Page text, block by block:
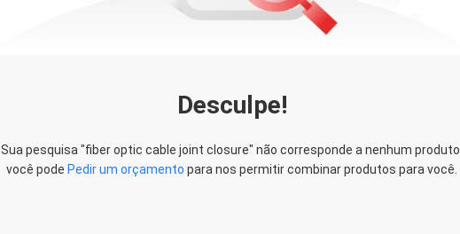
Desculpe!
Sua pesquisa "fiber optic cable joint closure" não corresponde a nenhum produto.
você pode Pedir um orçamento para nos permitir combinar produtos para você.